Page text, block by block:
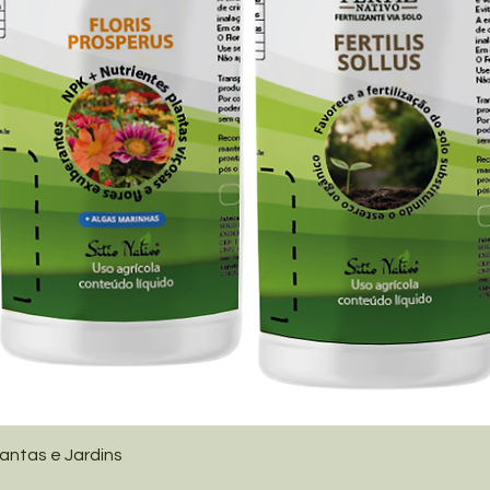
e Jardins